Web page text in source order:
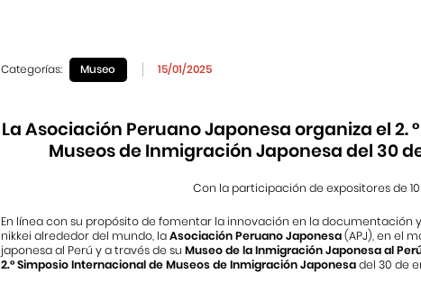
Categorías: Museo 15/01/2025
La Asociación Peruano Japonesa organiza el 2.
Museos de Inmigración Japonesa del 30
Con la participación de expositores de 10
En línea con su propósito de fomentar la innovación en la documentación
nikkei alrededor del mundo, laAsociación Peruano Japonesa(APJ), en el
japonesa al Perú y a través de su Museo de la Inmigración Japonesa al
2.° Simposio Internacional de Museos de Inmigración Japonesadel 30 de